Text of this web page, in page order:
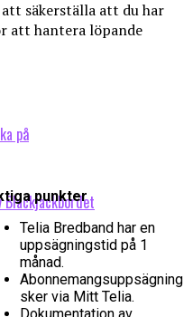
att säkerställa att du har
att hantera löpande
på
Blackjackbordet
punkter
Telia Bredband har en
uppsägningstid på 1
månad.
Abonnemangsuppsägning
sker via Mitt Telia.